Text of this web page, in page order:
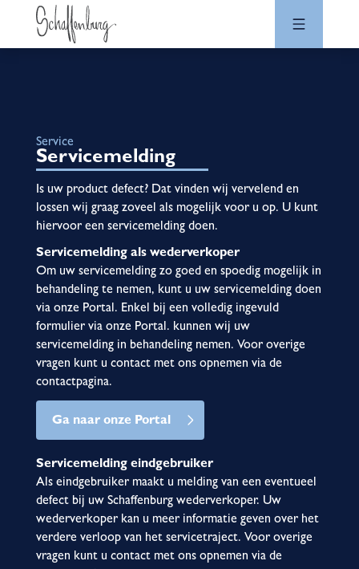
Service
Servicemelding
Is uw product defect? Dat vinden wij vervelend en
lossen wij graag zoveel als mogelijk voor u op. U kunt
hiervoor een servicemelding doen.
Servicemelding als wederverkoper
Om uw servicemelding zo goed en spoedig mogelijk in
behandeling te nemen, kunt u uw servicemelding doen
via onze Portal. Enkel bij een volledig ingevuld
formulier via onze Portal. kunnen wij uw
servicemelding in behandeling nemen. Voor overige
vragen kunt u contact met ons opnemen via de
contactpagina.
Ga naar onze Portal
Servicemelding eindgebruiker
Als eindgebruiker maakt u melding van een eventueel
defect bij uw Schaffenburg wederverkoper. Uw
wederverkoper kan u meer informatie geven over het
verdere verloop van het servicetraject. Voor overige
vragen kunt u contact met ons opnemen via de